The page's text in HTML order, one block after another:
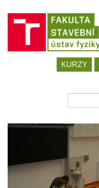
KURZY